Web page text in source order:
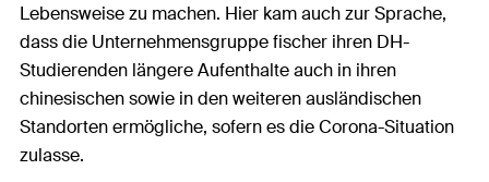
Lebensweise zu machen. Hier kam auch zur Sprache,
dass die Unternehmensgruppe fischer ihren DH-
Studierenden längere Aufenthalte auch in ihren
chinesischen sowie in den weiteren ausländischen
Standorten ermögliche, sofern es die Corona-Situation
zulasse.